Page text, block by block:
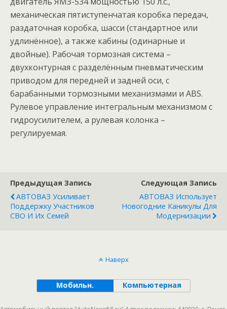
механическая пятиступенчатая коробка передач,
раздаточная коробка, шасси (стандартное или
удлинённое), а также кабины (одинарные и
двойные). Рабочая тормозная система –
двухконтурная с разделённым пневматическим
приводом для передней и задней оси, с
барабанными тормозными механизмами и ABS.
Рулевое управление интегральным механизмом с
гидроусилителем, а рулевая колонка –
регулируемая.
Предыдущая Запись
АВТОВАЗ Усиливает
Поддержку Участников
СВО И Их Семей
Следующая Запись
АВТОВАЗ Использует
Новогодние Каникулы Для
Модернизации
Наверх
Мобильн. Компьютерная